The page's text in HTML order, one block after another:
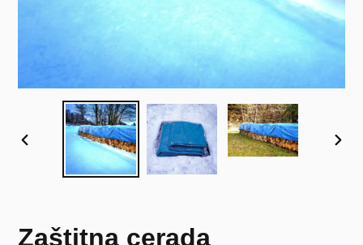
PRETHODNI
Zaštitna cerada